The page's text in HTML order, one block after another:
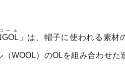
ール
」は、帽子に使われる素材
WOOL）のOLを組み合わせた